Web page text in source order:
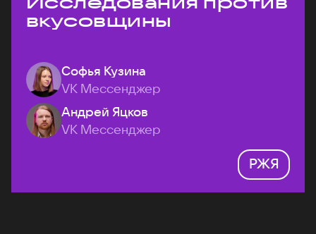
вкусовщины
Софья Кузина
VK Мессенджер
Андрей Яцков
VK Мессенджер
РЖЯ